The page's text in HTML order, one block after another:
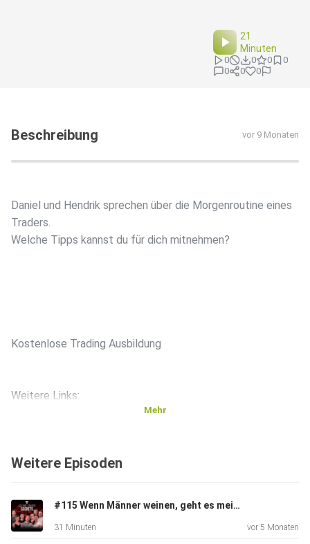
21
Minuten
0 0 0
0
0
0 0
Beschreibung vor 9 Monaten
Daniel und Hendrik sprechen über die Morgenroutine eines
Traders.
Welche Tipps kannst du für dich mitnehmen?
⁠⁠Kostenlose Trading Ausbildung⁠⁠
Weitere Links:
⁠⁠YouTube Volume-Trader⁠⁠
Mehr
Weitere Episoden
#115 Wenn Männer weinen, geht es meist um Technik! (+Special Gast)
31 Minuten vor 5 Monaten